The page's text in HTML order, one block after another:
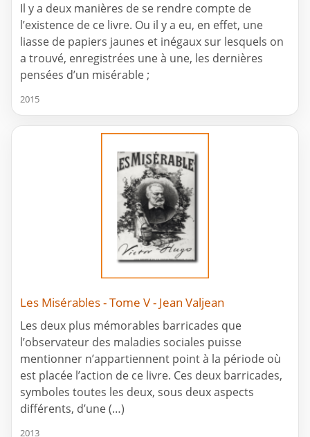
Il y a deux manières de se rendre compte de
l’existence de ce livre. Ou il y a eu, en effet, une
liasse de papiers jaunes et inégaux sur lesquels on
a trouvé, enregistrées une à une, les dernières
pensées d’un misérable ;
2015
Les Misérables - Tome V - Jean Valjean
Les deux plus mémorables barricades que
l’observateur des maladies sociales puisse
mentionner n’appartiennent point à la période où
est placée l’action de ce livre. Ces deux barricades,
symboles toutes les deux, sous deux aspects
différents, d’une (…)
2013